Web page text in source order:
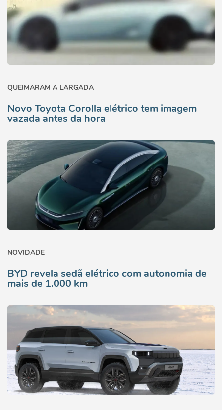
QUEIMARAM A LARGADA
Novo Toyota Corolla elétrico tem imagem
vazada antes da hora
NOVIDADE
BYD revela sedã elétrico com autonomia de
mais de 1.000 km